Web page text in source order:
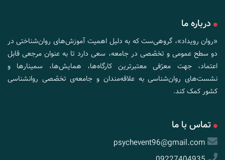
درباره ما
«روان رویداد»، گروهی‌ست که به دلیل اهمیت آموزش‌های روان‌شناختی در
دو سطح عمومی و تخصّصی در جامعه، سعی دارد تا به عنوان مرجعی قابل
اعتماد، جهت معرّفی معتبرترین کارگاه‌ها، همایش‌ها، سمینارها و
نشست‌های روان‌شناسی به علاقه‌مندان و جامعه‌ی تخصّصی روانشناسی
کشور کمک کند.
تماس با ما
psychevent96@gmail.com